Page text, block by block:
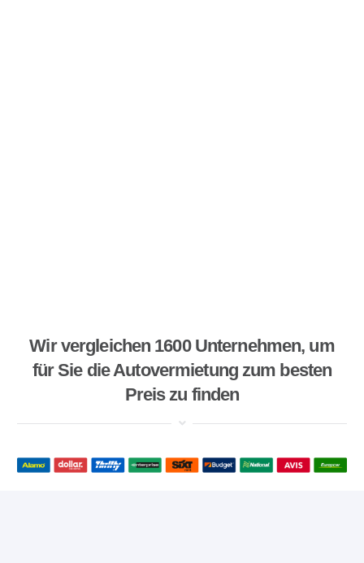
Wir vergleichen 1600 Unternehmen, um
für Sie die Autovermietung zum besten
Preis zu finden